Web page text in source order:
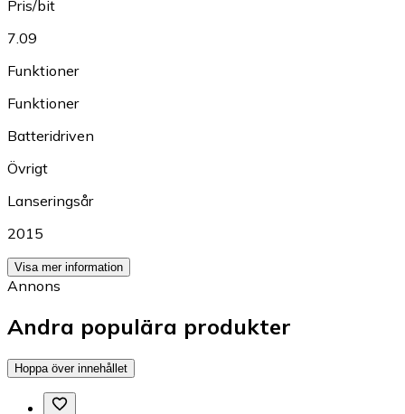
Pris/bit
7.09
Funktioner
Funktioner
Batteridriven
Övrigt
Lanseringsår
2015
Visa mer information
Annons
Andra populära produkter
Hoppa över innehållet